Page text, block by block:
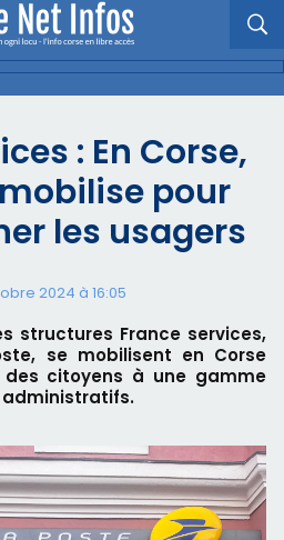
: En Corse,
pour
les usagers
2024 à 16:05
structures France services,
se mobilisent en Corse
citoyens à une gamme